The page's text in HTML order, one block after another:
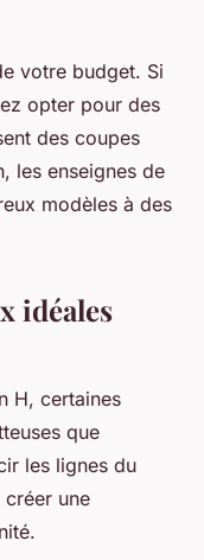
votre budget. Si
opter pour des
des coupes
les enseignes de
modèles à des
idéales
H, certaines
que
les lignes du
une